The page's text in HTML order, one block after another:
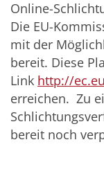
Online-
Die EU-
mit der
bereit. Diese
Link http://
erreichen. Zu
bereit noch